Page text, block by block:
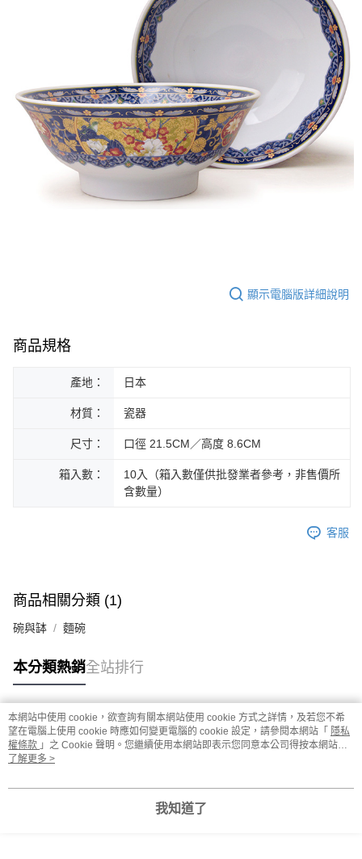
顯示電腦版詳細說明
商品規格
產地： 日本
材質： 瓷器
尺寸： 口徑 21.5CM／高度 8.6CM
箱入數：
10入（箱入數僅供批發業者參考，非售價所
含數量）
客服
商品相關分類 (1)
碗與缽 麵碗
本分類熱銷全站排行
熱門標籤
本網站中使用 cookie，欲查詢有關本網站使用 cookie 方式之詳情，及若您不希
望在電腦上使用 cookie 時應如何變更電腦的 cookie 設定，請參閱本網站「 隱私
權條款 」之 Cookie 聲明。您繼續使用本網站即表示您同意本公司得按本網站使
用條款之 Cookie 聲明使用 cookie。
了解更多 >
我知道了